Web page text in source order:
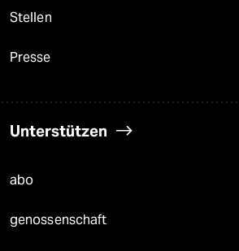
Stellen
Presse
Unterstützen
abo
genossenschaft